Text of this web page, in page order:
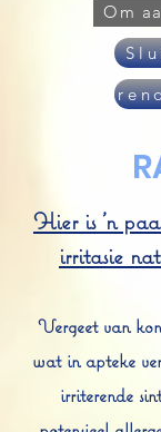
Om
Hier is 'n
irritasie
Vergeet van
wat in apteke
irriterende